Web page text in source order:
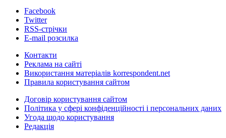
Facebook
Twitter
RSS-стрічки
E-mail розсилка
Контакти
Реклама на сайті
Використання матеріалів korrespondent.net
Правила користування сайтом
Договір користування сайтом
Політика у сфері конфіденційності і персональних даних
Угода щодо користування
Редакція